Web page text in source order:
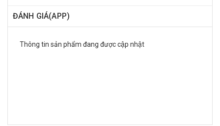
ĐÁNH GIÁ(APP)
Thông tin sản phẩm đang được cập nhật